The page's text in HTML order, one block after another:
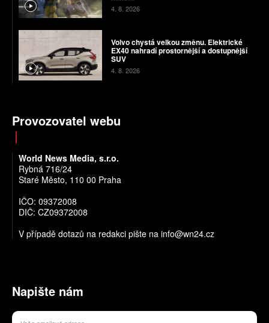
4. 8. 2026
Volvo chystá velkou změnu. Elektrické
EX40 nahradí prostornější a dostupnější
SUV
4. 8. 2026
Provozovatel webu
World News Media, s.r.o.
Rybná 716/24
Staré Město, 110 00 Praha
IČO: 09372008
DIČ: CZ09372008
V případě dotazů na redakci pište na info@wn24.cz
Napište nám